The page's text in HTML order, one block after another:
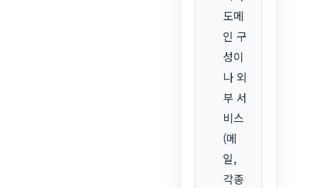
도메
인 구
성이
나 외
부 서
비스
(메
일,
각종